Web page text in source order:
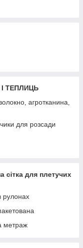
стрічка,
ТЕПЛИЦЬ
агротканина,
для розсади
сітка для плетучих
рулонах
метраж